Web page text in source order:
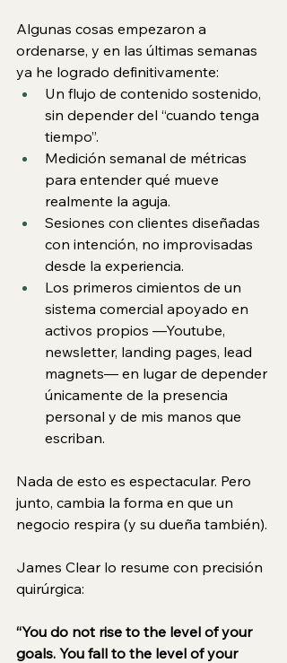
Algunas cosas empezaron a
ordenarse, y en las últimas semanas
ya he logrado definitivamente:
Un flujo de contenido sostenido,
sin depender del “cuando tenga
tiempo”.
Medición semanal de métricas
para entender qué mueve
realmente la aguja.
Sesiones con clientes diseñadas
con intención, no improvisadas
desde la experiencia.
Los primeros cimientos de un
sistema comercial apoyado en
activos propios —Youtube,
newsletter, landing pages, lead
magnets— en lugar de depender
únicamente de la presencia
personal y de mis manos que
escriban.
Nada de esto es espectacular. Pero
junto, cambia la forma en que un
negocio respira (y su dueña también).
James Clear lo resume con precisión
quirúrgica:
“You do not rise to the level of your
goals. You fall to the level of your